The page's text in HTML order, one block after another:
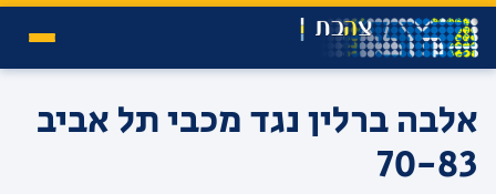
אלבה ברלין נגד מכבי תל אביב
70-83